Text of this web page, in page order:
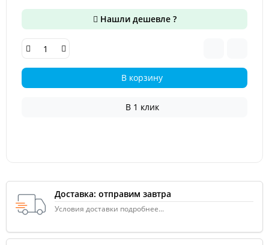
Нашли дешевле ?
В корзину
В 1 клик
Доставка: отправим завтра
Условия доставки подробнее...